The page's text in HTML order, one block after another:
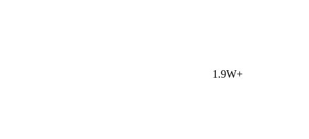
1.9W+